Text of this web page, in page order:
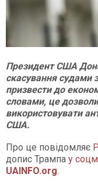
Президент США
скасування
призвести до
словами, це
використовувати
США.
Про це повідомляє
допис Трампа у
UAINFO.org.